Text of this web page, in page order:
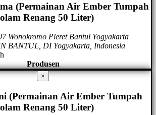
(Permainan Air Ember Tumpah
Renang 50 Liter)
Wonokromo Pleret Bantul Yogyakarta
BANTUL, DI Yogyakarta, Indonesia
Produsen
×
(Permainan Air Ember Tumpah
Renang 50 Liter)